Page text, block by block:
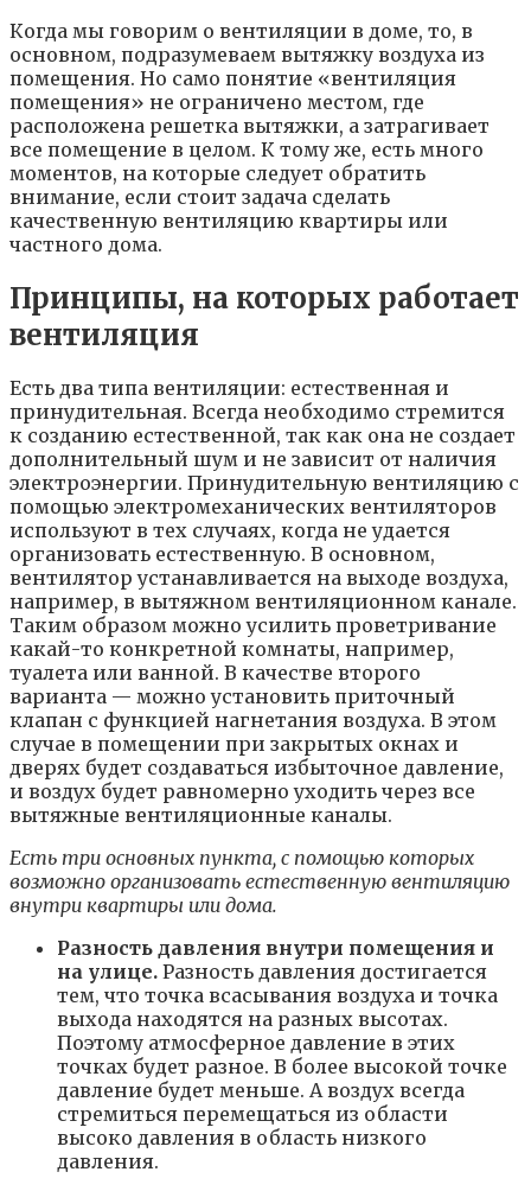
Когда мы говорим о вентиляции в доме, то, в
основном, подразумеваем вытяжку воздуха из
помещения. Но само понятие «вентиляция
помещения» не ограничено местом, где
расположена решетка вытяжки, а затрагивает
все помещение в целом. К тому же, есть много
моментов, на которые следует обратить
внимание, если стоит задача сделать
качественную вентиляцию квартиры или
частного дома.
Принципы, на которых работает
вентиляция
Есть два типа вентиляции: естественная и
принудительная. Всегда необходимо стремится
к созданию естественной, так как она не создает
дополнительный шум и не зависит от наличия
электроэнергии. Принудительную вентиляцию с
помощью электромеханических вентиляторов
используют в тех случаях, когда не удается
организовать естественную. В основном,
вентилятор устанавливается на выходе воздуха,
например, в вытяжном вентиляционном канале.
Таким образом можно усилить проветривание
какай-то конкретной комнаты, например,
туалета или ванной. В качестве второго
варианта — можно установить приточный
клапан с функцией нагнетания воздуха. В этом
случае в помещении при закрытых окнах и
дверях будет создаваться избыточное давление,
и воздух будет равномерно уходить через все
вытяжные вентиляционные каналы.
Есть три основных пункта, с помощью которых
возможно организовать естественную вентиляцию
внутри квартиры или дома.
Разность давления внутри помещения и
на улице. Разность давления достигается
тем, что точка всасывания воздуха и точка
выхода находятся на разных высотах.
Поэтому атмосферное давление в этих
точках будет разное. В более высокой точке
давление будет меньше. А воздух всегда
стремиться перемещаться из области
высоко давления в область низкого
давления.